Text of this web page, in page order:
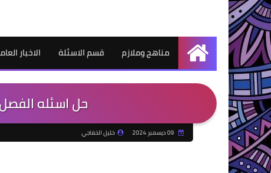
الرئيسية
مناهج وملازم قسم الاسئلة الاخبار
حل اسئله الفصل
خليل الخفاجي